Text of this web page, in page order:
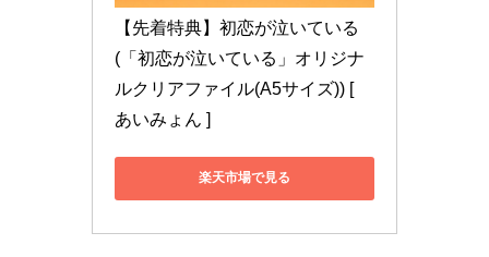
【先着特典】初恋が泣いている
(「初恋が泣いている」オリジナ
ルクリアファイル(A5サイズ)) [
あいみょん ]
楽天市場で見る